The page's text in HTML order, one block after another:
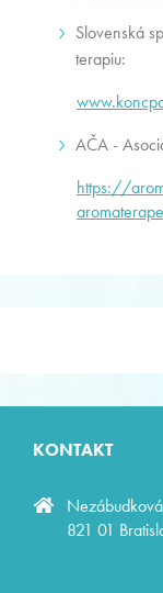
Slovenská
terapiu:
AČA -
https://
KONTAKT
821 01